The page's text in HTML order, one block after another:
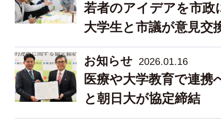
若者のアイデアを市
大学生と市議が意見交
お知らせ 2026.01.16
医療や大学教育で連
と朝日大が協定締結